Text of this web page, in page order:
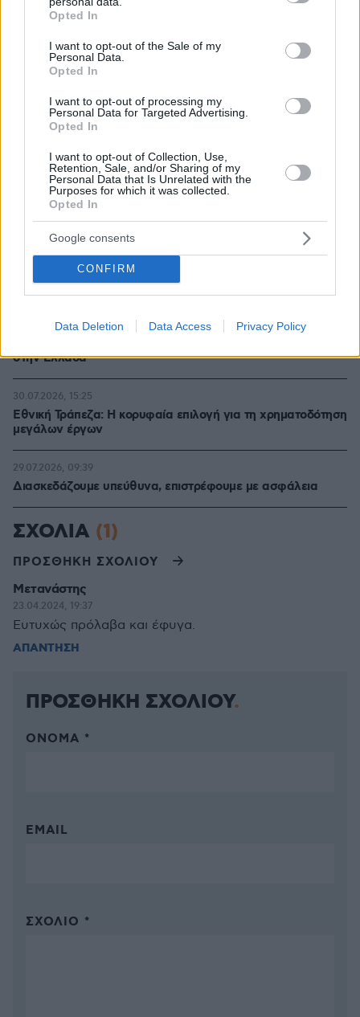
grant or deny consent to Google and its third-party tags to
use your data for below specified purposes in below Google
consent section.
Opted In
I want to opt-out of the Sale of my
Personal Data.
Opted In
I want to opt-out of processing my
Personal Data for Targeted Advertising.
Opted In
I want to opt-out of Collection, Use,
Retention, Sale, and/or Sharing of my
Personal Data that Is Unrelated with the
Purposes for which it was collected.
Opted In
Google consents
CONFIRM
Data Deletion Data Access Privacy Policy
στην Ελλάδα
03.08.2026, 11:06
Εθνική Τράπεζα: Η κορυφαία επιλογή για τη χρηματοδότηση
μεγάλων έργων
30.07.2026, 15:25
Διασκεδάζουμε υπεύθυνα, επιστρέφουμε με ασφάλεια
29.07.2026, 09:39
ΣΧΟΛΙΑ (1)
ΠΡΟΣΘΗΚΗ ΣΧΟΛΙΟΥ
Μετανάστης
23.04.2024, 19:37
Ευτυχώς πρόλαβα και έφυγα.
ΑΠΑΝΤΗΣΗ
ΠΡΟΣΘΗΚΗ ΣΧΟΛΙΟΥ
ΌΝΟΜΑ *
EMAIL
ΣΧΌΛΙΟ *